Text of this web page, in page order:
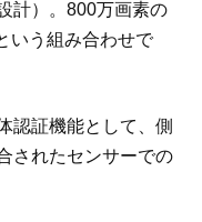
計）。800万画素の
いう組み合わせで
認証機能として、側
されたセンサーでの